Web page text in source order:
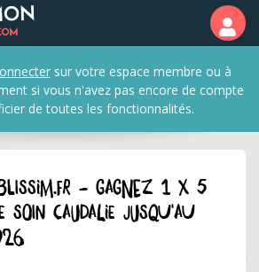
sur votre espace membre ou à
si vous n'avez pas encore de compte
de toutes les fonctionnalités.
blissim.fr - Gagnez 1 x 5
soin Caudalie jusqu'au